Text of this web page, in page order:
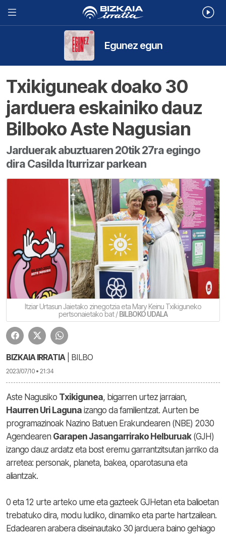
Egunez egun
Txikiguneak doako 30
jarduera eskainiko dauz
Bilboko Aste Nagusian
Jarduerak abuztuaren 20tik 27ra egingo
dira Casilda Iturrizar parkean
Itziar Urtasun Jaietako zinegotzia eta Mary Keinu Txikiguneko
pertsonaietako bat /BILBOKO UDALA
BIZKAIA IRRATIA| BILBO
2023/07/10 • 21:34
Aste Nagusiko Txikigunea, bigarren urtez jarraian,
Haurren Uri Laguna izango da familientzat. Aurten be
programazinoak Nazino Batuen Erakundearen (NBE) 2030
Agendearen Garapen Jasangarrirako Helburuak(GJH)
izango dauz ardatz eta bost eremu garrantzitsutan jarriko da
arretea: personak, planeta, bakea, oparotasuna eta
aliantzak.
0 eta 12 urte arteko ume eta gazteek GJHetan eta balioetan
trebatuko dira, modu ludiko, dinamiko eta parte hartzailean.
Edadearen arabera diseinautako 30 jarduera baino gehiago